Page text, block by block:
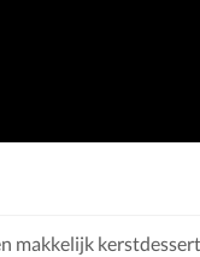
makkelijk